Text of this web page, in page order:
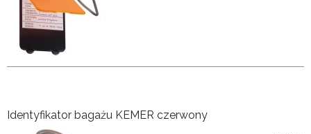
Identyfikator bagażu KEMER czerwony